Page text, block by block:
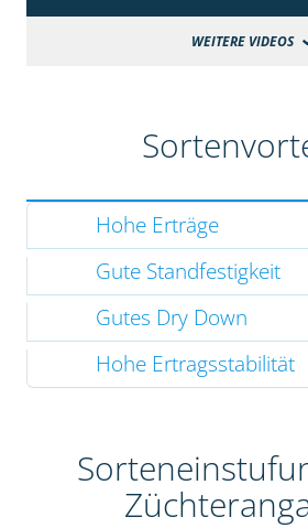
WEITERE VIDEOS
Hohe Erträge
Gute Standfestigkeit
Gutes Dry Down
Hohe Ertragsstabilität